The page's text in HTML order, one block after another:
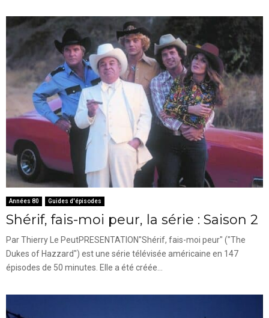
Années 80 Guides d'épisodes
Shérif, fais-moi peur, la série : Saison 2
Par Thierry Le PeutPRESENTATION"Shérif, fais-moi peur" ("The
Dukes of Hazzard") est une série télévisée américaine en 147
épisodes de 50 minutes. Elle a été créée...